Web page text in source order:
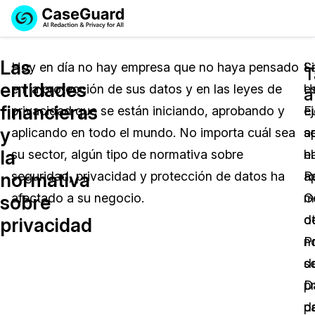
Licencia de CaseGuard Studio
Precios de Redacción a Pedido
Soluciones
Redacción de vídeos
Redacción de documentos
Redacción de audio
Redacción en Bulto
Industrias
Cuerpos Policiales
Transportación
La Atención Médica
Precios
Recursos
Preguntas Frecuentes
Eventos
Demo
English
Español
Las
entidades
financieras
y
la
normativa
sobre
privacidad
Hoy en día no hay empresa que no haya pensado
en la protección de sus datos y en las leyes de
privacidad que se están iniciando, aprobando y
aplicando en todo el mundo. No importa cuál sea
su sector, algún tipo de normativa sobre
seguridad, privacidad y protección de datos ha
afectado a su negocio.
el